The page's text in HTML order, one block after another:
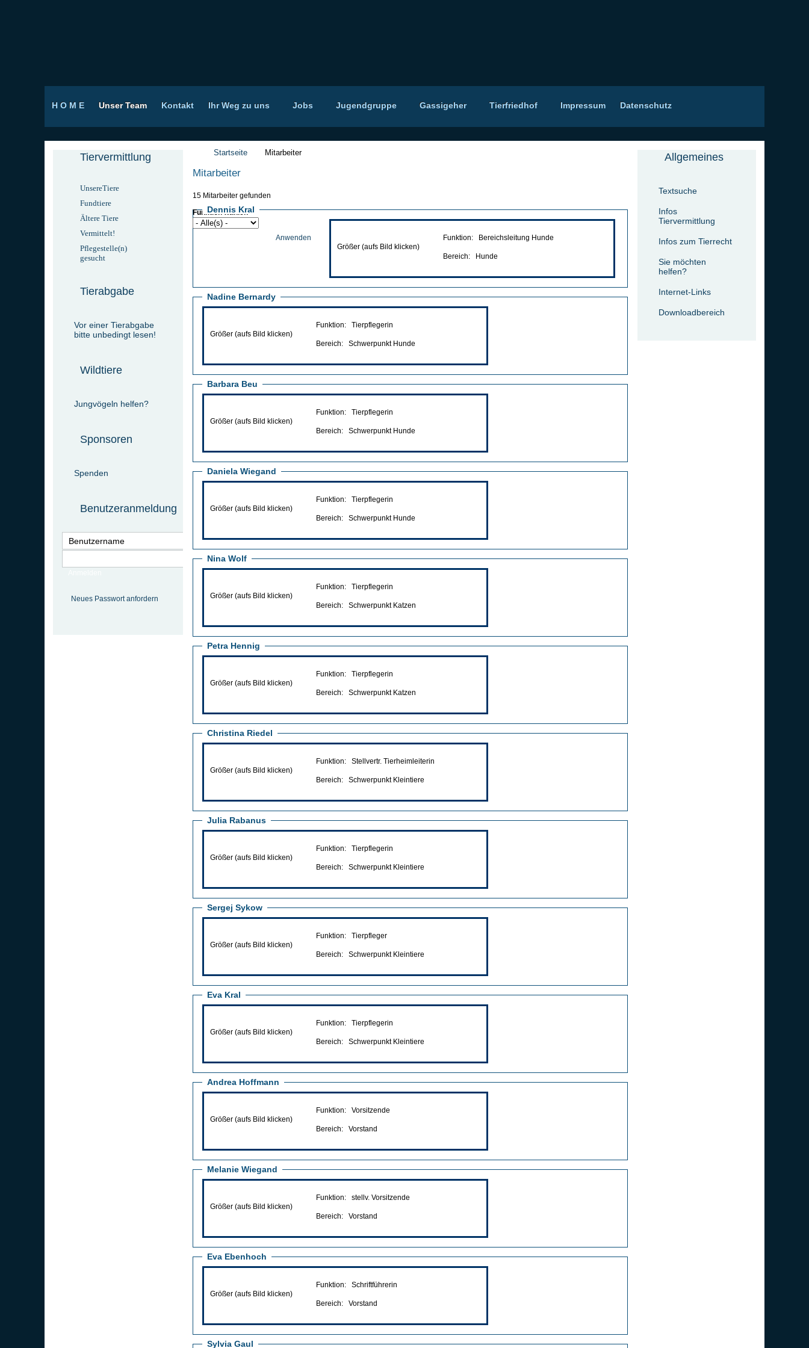
H O M E Unser Team Kontakt Ihr Weg zu uns Jobs Jugendgruppe Gassigeher Tierfriedhof Impressum Datenschutz
Startseite Mitarbeiter
Mitarbeiter
15 Mitarbeiter gefunden
Funktion wählen
Anwenden
Dennis Kral
Größer (aufs Bild klicken)
Funktion: Bereichsleitung Hunde
Bereich: Hunde
Nadine Bernardy
Größer (aufs Bild klicken)
Funktion: Tierpflegerin
Bereich: Schwerpunkt Hunde
Barbara Beu
Größer (aufs Bild klicken)
Funktion: Tierpflegerin
Bereich: Schwerpunkt Hunde
Daniela Wiegand
Größer (aufs Bild klicken)
Funktion: Tierpflegerin
Bereich: Schwerpunkt Hunde
Nina Wolf
Größer (aufs Bild klicken)
Funktion: Tierpflegerin
Bereich: Schwerpunkt Katzen
Petra Hennig
Größer (aufs Bild klicken)
Funktion: Tierpflegerin
Bereich: Schwerpunkt Katzen
Christina Riedel
Größer (aufs Bild klicken)
Funktion: Stellvertr. Tierheimleiterin
Bereich: Schwerpunkt Kleintiere
Julia Rabanus
Größer (aufs Bild klicken)
Funktion: Tierpflegerin
Bereich: Schwerpunkt Kleintiere
Sergej Sykow
Größer (aufs Bild klicken)
Funktion: Tierpfleger
Bereich: Schwerpunkt Kleintiere
Eva Kral
Größer (aufs Bild klicken)
Funktion: Tierpflegerin
Bereich: Schwerpunkt Kleintiere
Andrea Hoffmann
Größer (aufs Bild klicken)
Funktion: Vorsitzende
Bereich: Vorstand
Melanie Wiegand
Größer (aufs Bild klicken)
Funktion: stellv. Vorsitzende
Bereich: Vorstand
Eva Ebenhoch
Größer (aufs Bild klicken)
Funktion: Schriftführerin
Bereich: Vorstand
Sylvia Gaul
Tiervermittlung
UnsereTiere
Fundtiere
Ältere Tiere
Vermittelt!
Pflegestelle(n)
gesucht
Tierabgabe
Vor einer Tierabgabe
bitte unbedingt lesen!
Wildtiere
Jungvögeln helfen?
Sponsoren
Spenden
Benutzeranmeldung
Neues Passwort anfordern
Allgemeines
Textsuche
Infos
Tiervermittlung
Infos zum Tierrecht
Sie möchten
helfen?
Internet-Links
Downloadbereich